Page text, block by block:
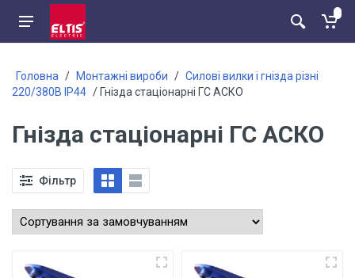
Головна / Монтажні вироби / Силові вилки і гнізда різні
220/380В IP44 / Гнізда стаціонарні ГС АСКО
Гнізда стаціонарні ГС АСКО
Фільтр